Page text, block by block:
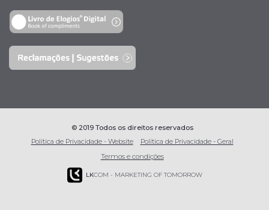
© 2019 Todos os direitos reservados
Política de Privacidade - Website
Política de Privacidade - Geral
Termos e condições
LKCOM - MARKETING OF TOMORROW